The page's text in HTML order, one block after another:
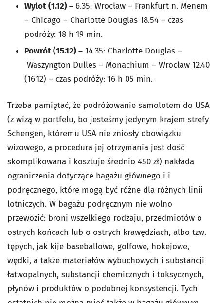
Wylot (1.12) – 6.35: Wrocław – Frankfurt n. Menem
– Chicago – Charlotte Douglas 18.54 – czas
podróży: 18 h 19 min.
Powrót (15.12) – 14.35: Charlotte Douglas –
Waszyngton Dulles – Monachium – Wrocław 12.40
(16.12) – czas podróży: 16 h 05 min.
Trzeba pamiętać, że podróżowanie samolotem do USA
(z wizą w portfelu, bo jesteśmy jedynym krajem strefy
Schengen, któremu USA nie zniosły obowiązku
wizowego, a procedura jej otrzymania jest dość
skomplikowana i kosztuje średnio 450 zł) nakłada
ograniczenia dotyczące bagażu głównego i i
podręcznego, które mogą być różne dla różnych linii
lotniczych. W bagażu podręcznym nie wolno
przewozić: broni wszelkiego rodzaju, przedmiotów o
ostrych końcach lub o ostrych krawędziach, albo tzw.
tępych, jak kije baseballowe, golfowe, hokejowe,
wędki, a także materiałów wybuchowych i substancji
łatwopalnych, substancji chemicznych i toksycznych,
płynów i produktów o podobnej konsystencji. Tych